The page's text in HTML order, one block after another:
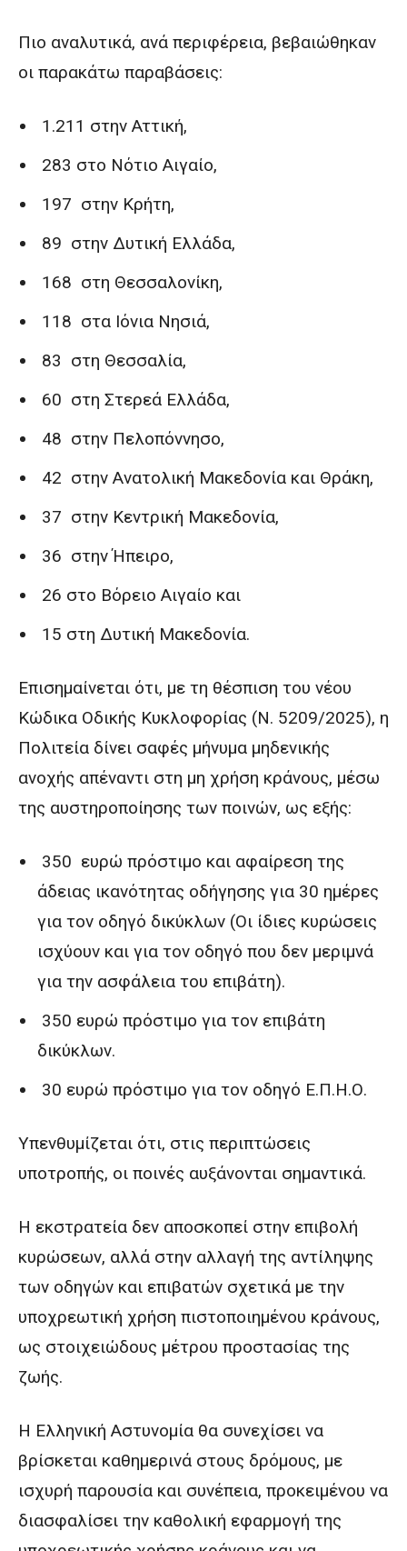
Πιο αναλυτικά, ανά περιφέρεια, βεβαιώθηκαν
οι παρακάτω παραβάσεις:
1.211 στην Αττική,
283 στο Νότιο Αιγαίο,
197 στην Κρήτη,
89 στην Δυτική Ελλάδα,
168 στη Θεσσαλονίκη,
118 στα Ιόνια Νησιά,
83 στη Θεσσαλία,
60 στη Στερεά Ελλάδα,
48 στην Πελοπόννησο,
42 στην Ανατολική Μακεδονία και Θράκη,
37 στην Κεντρική Μακεδονία,
36 στην Ήπειρο,
26 στο Βόρειο Αιγαίο και
15 στη Δυτική Μακεδονία.
Επισημαίνεται ότι, με τη θέσπιση του νέου
Κώδικα Οδικής Κυκλοφορίας (Ν. 5209/2025), η
Πολιτεία δίνει σαφές μήνυμα μηδενικής
ανοχής απέναντι στη μη χρήση κράνους, μέσω
της αυστηροποίησης των ποινών, ως εξής:
350 ευρώ πρόστιμο και αφαίρεση της
άδειας ικανότητας οδήγησης για 30 ημέρες
για τον οδηγό δικύκλων (Οι ίδιες κυρώσεις
ισχύουν και για τον οδηγό που δεν μεριμνά
για την ασφάλεια του επιβάτη).
350 ευρώ πρόστιμο για τον επιβάτη
δικύκλων.
30 ευρώ πρόστιμο για τον οδηγό Ε.Π.Η.Ο.
Υπενθυμίζεται ότι, στις περιπτώσεις
υποτροπής, οι ποινές αυξάνονται σημαντικά.
Η εκστρατεία δεν αποσκοπεί στην επιβολή
κυρώσεων, αλλά στην αλλαγή της αντίληψης
των οδηγών και επιβατών σχετικά με την
υποχρεωτική χρήση πιστοποιημένου κράνους,
ως στοιχειώδους μέτρου προστασίας της
ζωής.
Η Ελληνική Αστυνομία θα συνεχίσει να
βρίσκεται καθημερινά στους δρόμους, με
ισχυρή παρουσία και συνέπεια, προκειμένου να
διασφαλίσει την καθολική εφαρμογή της